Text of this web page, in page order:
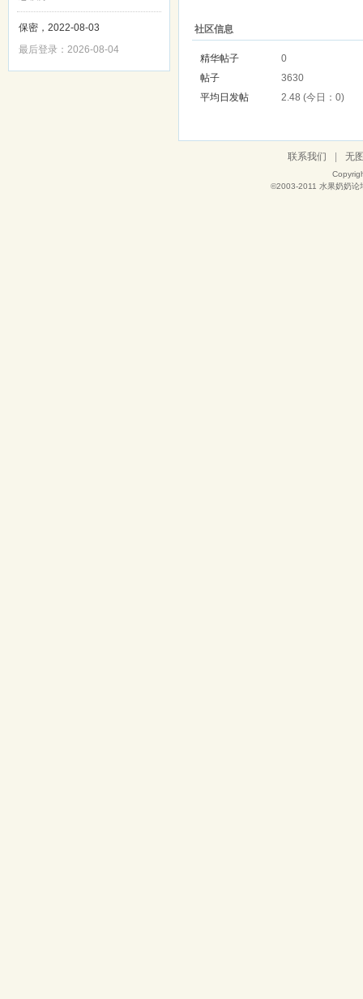
保密，2022-08-03
最后登录：2026-08-04
社区信息
精华帖子
0
帖子
3630
平均日发帖
2.48 (今日：0)
联系我们 无
©2003-2011 水果奶奶论